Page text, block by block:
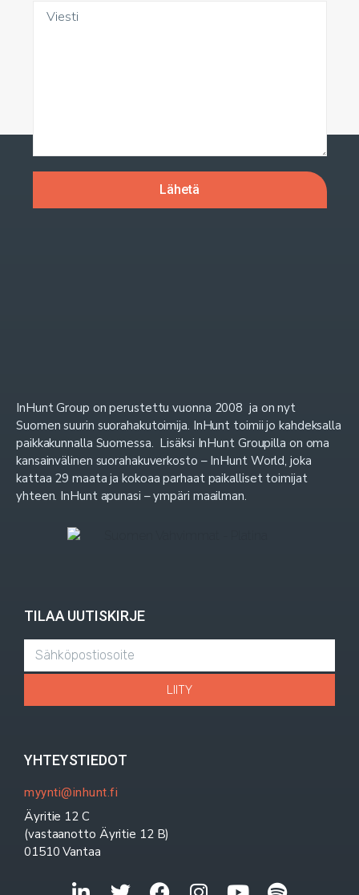
InHunt Group on perustettu vuonna 2008 ja on nyt
Suomen suurin suorahakutoimija. InHunt toimii jo kahdeksalla
paikkakunnalla Suomessa. Lisäksi InHunt Groupilla on oma
kansainvälinen suorahakuverkosto – InHunt World, joka
kattaa 29 maata ja kokoaa parhaat paikalliset toimijat
yhteen. InHunt apunasi – ympäri maailman.
TILAA UUTISKIRJE
LIITY
YHTEYSTIEDOT
myynti@inhunt.fi
Äyritie 12 C
(vastaanotto Äyritie 12 B)
01510 Vantaa